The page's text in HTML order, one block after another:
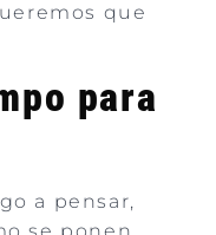
que
para
a pensar,